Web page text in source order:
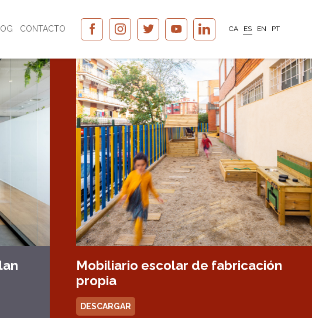
CONTACTO CA ES EN PT
Mobiliario escolar de fabricación
propia
DESCARGAR